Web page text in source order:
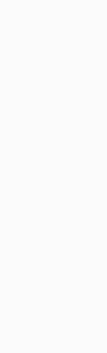
thoại và lắng
sẻ.
lỗi hỏng, từ đó
hàng, kỹ thuật
Galaxy S21.